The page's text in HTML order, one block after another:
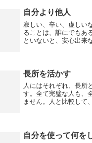
います。食べ物の有り
自分より他人
寂しい、辛い、虚しい
ることは、誰にでもあ
といないと、安心出来
ていることになるので
長所を活かす
人にはそれぞれ、長所
す。全て完璧な人も、
ません。人と比較して
ているのです。出来な
自分を使って何を